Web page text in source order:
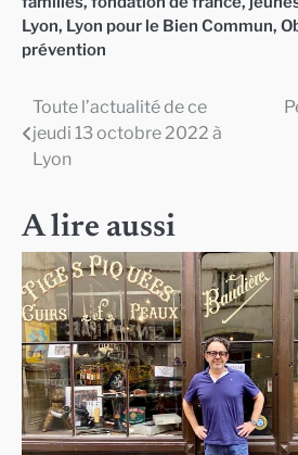
Lyon, Lyon pour le Bien Commun,
prévention
Navigation
de
Toute l’actualité de ce
jeudi 13 octobre 2022 à
Lyon
A lire aussi